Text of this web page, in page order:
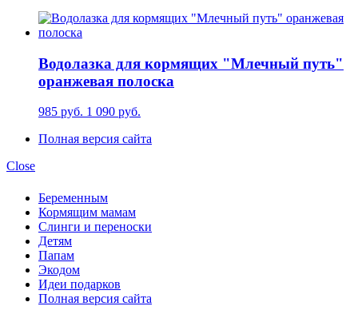
Водолазка для кормящих "Млечный путь"
оранжевая полоска
985 руб. 1 090 руб.
Полная версия сайта
Close
Беременным
Кормящим мамам
Слинги и переноски
Детям
Папам
Экодом
Идеи подарков
Полная версия сайта